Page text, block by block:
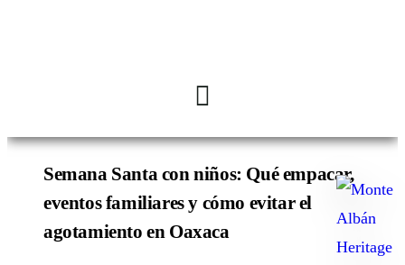
Ask
me
anything:
Semana Santa con niños: Qué empacar,
eventos familiares y cómo evitar el
agotamiento en Oaxaca